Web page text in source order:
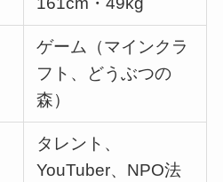
ゲーム（マインクラ
フト、どうぶつの
森）
タレント、
YouTuber、NPO法